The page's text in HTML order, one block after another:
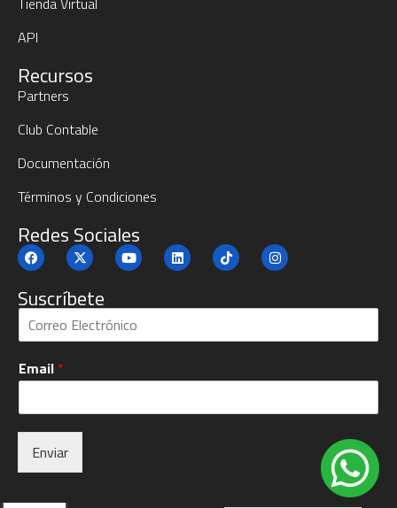
API
Recursos
Partners
Club Contable
Documentación
Términos y Condiciones
Redes Sociales
Suscríbete
S
c
r
e
Email *
Enviar